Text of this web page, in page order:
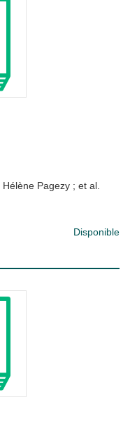
Hélène Pagezy ; et al.
Disponible